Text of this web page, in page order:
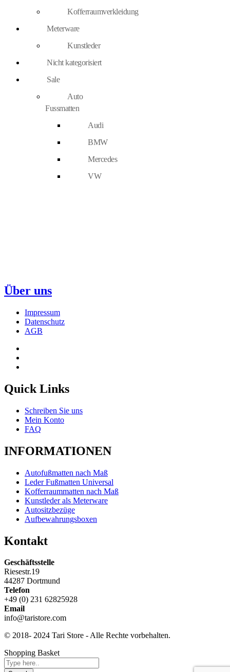
Kofferraumverkleidung
Meterware
Kunstleder
Nicht kategorisiert
Sale
Auto
Fussmatten
Audi
BMW
Mercedes
VW
Über uns
Impressum
Datenschutz
AGB
Quick Links
Schreiben Sie uns
Mein Konto
FAQ
INFORMATIONEN
Autofußmatten nach Maß
Leder Fußmatten Universal
Kofferraummatten nach Maß
Kunstleder als Meterware
Autositzbezüge
Aufbewahrungsboxen
Kontakt
Geschäftsstelle
Riesestr.19
44287 Dortmund
Telefon
+49 (0) 231 62825928
Email
info@taristore.com
© 2018- 2024 Tari Store - Alle Rechte vorbehalten.
Shopping Basket